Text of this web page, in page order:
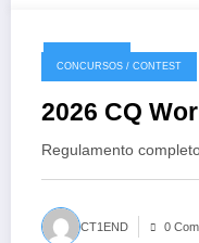
18/07/2026
CONCURSOS / CONTEST
2026 CQ
Regulamento
CT1END 0